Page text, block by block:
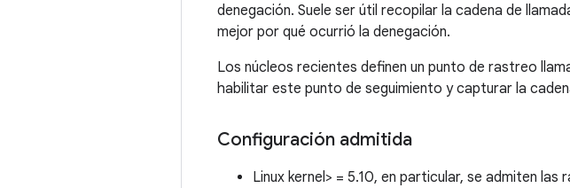
denegación. Suele ser útil recopilar la cadena de
mejor por qué ocurrió la denegación.
Los núcleos recientes definen un punto de rastreo
habilitar este punto de seguimiento y capturar la
Configuración admitida
Linux kernel> = 5.10, en particular, se admiten las